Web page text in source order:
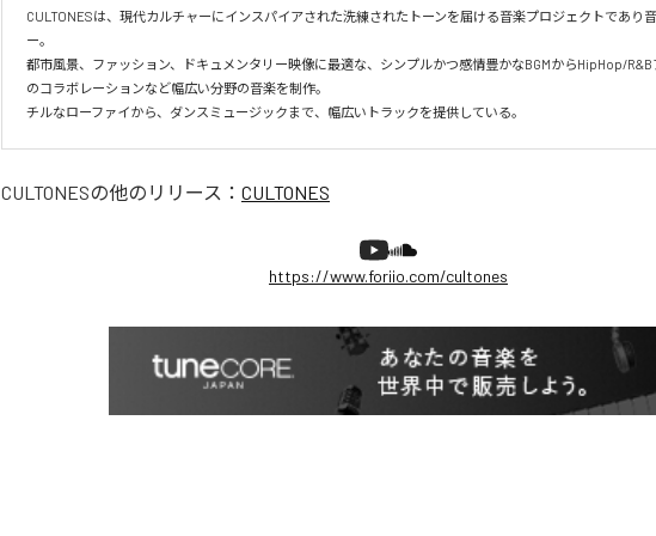
CULTONESは、現代カルチャーにインスパイアされた洗練されたトーンを届ける音楽プロジェクトであり
ー。
都市風景、ファッション、ドキュメンタリー映像に最適な、シンプルかつ感情豊かなBGMからHipHop/R&B
のコラボレーションなど幅広い分野の音楽を制作。
チルなローファイから、ダンスミュージックまで、幅広いトラックを提供している。
CULTONESの他のリリース： CULTONES
https://www.foriio.com/cultones